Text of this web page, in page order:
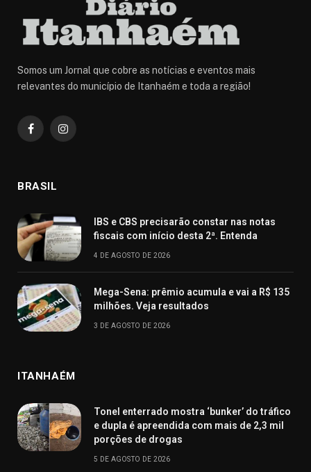
Somos um Jornal que cobre as notícias e eventos mais
relevantes do município de Itanhaém e toda a região!
FacebookInstagram
BRASIL
IBS e CBS precisarão constar nas notas
fiscais com início desta 2ª. Entenda
4 DE AGOSTO DE 2026
Mega-Sena: prêmio acumula e vai a R$ 135
milhões. Veja resultados
3 DE AGOSTO DE 2026
ITANHAÉM
Tonel enterrado mostra ‘bunker’ do tráfico
e dupla é apreendida com mais de 2,3 mil
porções de drogas
5 DE AGOSTO DE 2026